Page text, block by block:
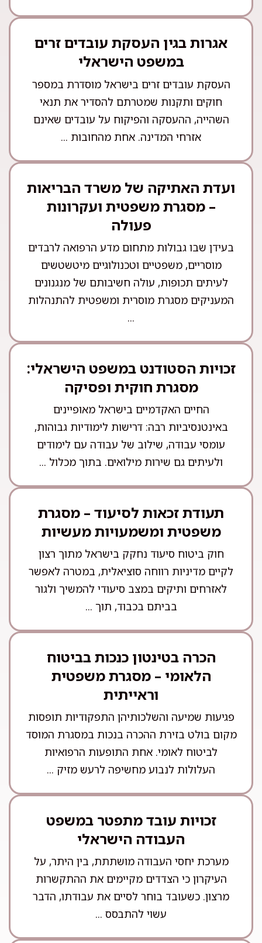
אגרות בגין העסקת עובדים זרים
במשפט הישראלי
העסקת עובדים זרים בישראל מוסדרת במספר
חוקים ותקנות שמטרתם להסדיר את תנאי
השהייה, ההעסקה והפיקוח על עובדים שאינם
אזרחי המדינה. אחת מהחובות ...
ועדת האתיקה של משרד הבריאות
– מסגרת משפטית ועקרונות
פעולה
בעידן שבו גבולות מתחום מדע הרפואה לרבדים
מוסריים, משפטיים וטכנולוגיים מיטשטשים
לעיתים תכופות, עולה חשיבותם של מנגנונים
המעניקים מסגרת מוסרית ומשפטית להתנהלות
...
זכויות הסטודנט במשפט הישראלי:
מסגרת חוקית ופסיקה
החיים האקדמיים בישראל מאופיינים
באינטנסיביות רבה: דרישות לימודיות גבוהות,
עומסי עבודה, שילוב של עבודה עם לימודים
ולעיתים גם שירות מילואים. בתוך מכלול ...
תעודת זכאות לסיעוד – מסגרת
משפטית ומשמעויות מעשיות
חוק ביטוח סיעוד נחקק בישראל מתוך רצון
לקיים מדיניות רווחה סוציאלית, במטרה לאפשר
לאזרחים ותיקים במצב סיעודי להמשיך ולגור
בביתם בכבוד, תוך ...
הכרה בטינטון כנכות בביטוח
הלאומי – מסגרת משפטית
וראייתית
פגיעות שמיעה והשלכותיהן התפקודיות תופסות
מקום בולט בזירת ההכרה בנכות במסגרת המוסד
לביטוח לאומי. אחת התופעות הרפואיות
העלולות לנבוע מחשיפה לרעש מזיק ...
זכויות עובד מתפטר במשפט
העבודה הישראלי
מערכת יחסי העבודה מושתתת, בין היתר, על
העיקרון כי הצדדים מקיימים את ההתקשרות
מרצון. כשעובד בוחר לסיים את עבודתו, הדבר
עשוי להתבסס ...